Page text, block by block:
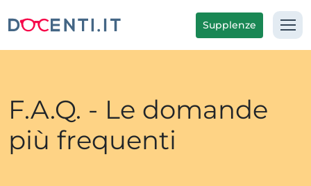
Supplenze
F.A.Q. - Le domande
più frequenti